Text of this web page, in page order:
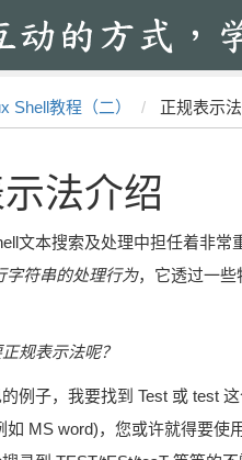
Shell教程（二） 正规表示
法介绍
文本搜索及处理中担任着非常
字符串的处理行为，它透过一些
规表示法呢？
例子，我要找到 Test 或 test
如 MS word)，您或许就得要使